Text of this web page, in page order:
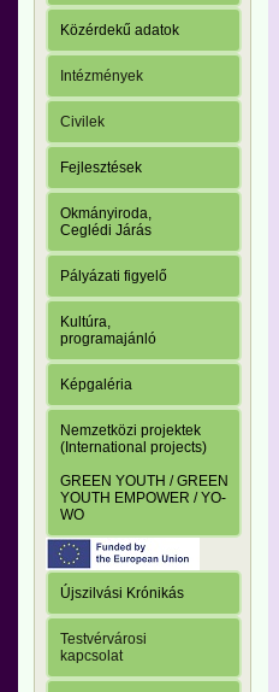
Közérdekű adatok
Intézmények
Civilek
Fejlesztések
Okmányiroda,
Ceglédi Járás
Pályázati figyelő
Kultúra,
programajánló
Képgaléria
Nemzetközi projektek
(International projects)
GREEN YOUTH / GREEN
YOUTH EMPOWER / YO-
WO
Újszilvási Krónikás
Testvérvárosi
kapcsolat